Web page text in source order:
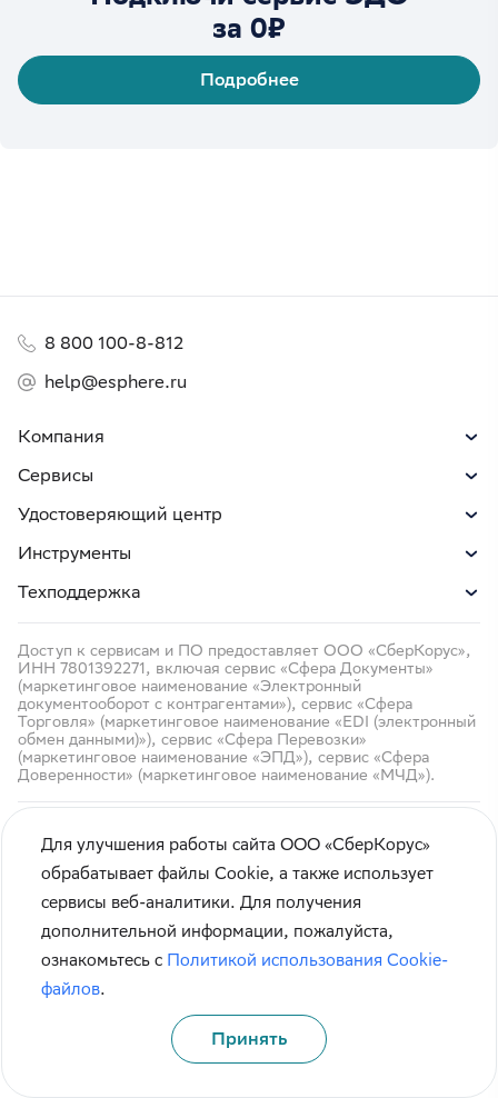
за 0₽
Подробнее
Компания
Сервисы
Удостоверяющий центр
Инструменты
Техподдержка
8 800 100-8-812
help@esphere.ru
Доступ к сервисам и ПО предоставляет ООО «СберКорус»,
ИНН 7801392271, включая сервис «Сфера Документы»
(маркетинговое наименование «Электронный
документооборот с контрагентами»), сервис «Сфера
Торговля» (маркетинговое наименование «EDI (электронный
обмен данными)»), сервис «Сфера Перевозки»
(маркетинговое наименование «ЭПД»), сервис «Сфера
Доверенности» (маркетинговое наименование «МЧД»).
© СберКорус 2004-2026
Санкт-Петербург, наб. Обводного канала, 60А
Кибербезопасность
Правила использования сайта
Карта сайта
Для улучшения работы сайта ООО «СберКорус»
обрабатывает файлы Cookie, а также использует
сервисы веб-аналитики. Для получения
дополнительной информации, пожалуйста,
ознакомьтесь с Политикой использования Cookie-
файлов.
Принять